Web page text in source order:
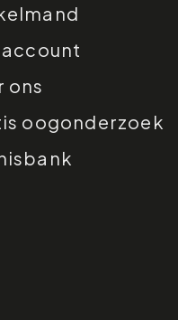
account
ons
oogonderzoek